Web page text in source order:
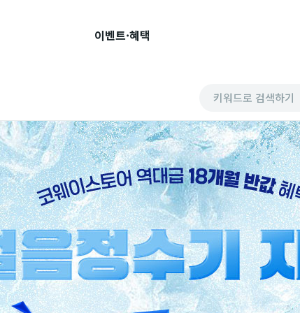
이벤트·혜택
키워드로 검색하기